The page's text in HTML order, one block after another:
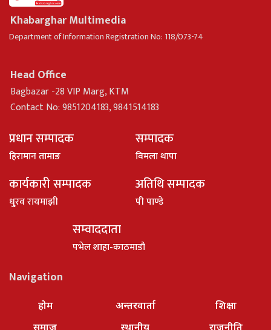
Khabarghar Multimedia
Department of Information Registration No: 118/073-74
Head Office
Bagbazar -28 VIP Marg, KTM
Contact No: 9851204183, 9841514183
प्रधान सम्पादक
हिरामान तामाङ
सम्पादक
विमला थापा
कार्यकारी सम्पादक
धु्रव रायमाझी
अतिथि सम्पादक
पी पाण्डे
सम्वाददाता
पभेल शाहा-काठमाडौ
Navigation
होम
समाज
अन्तरवार्ता
स्थानीय
शिक्षा
राजनीति